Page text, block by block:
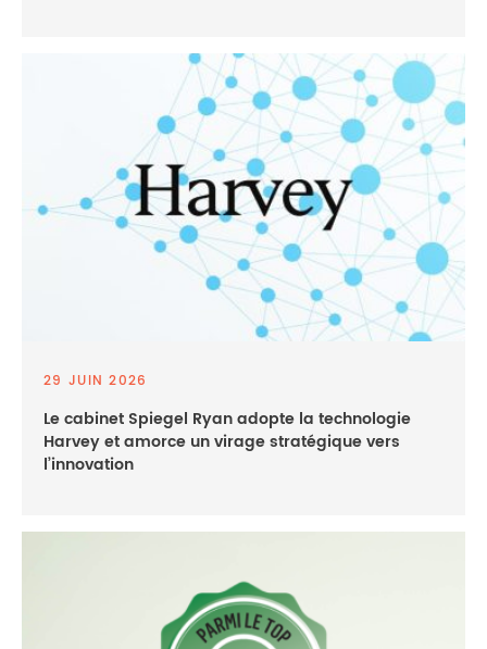
29 JUIN 2026
Le cabinet Spiegel Ryan adopte la technologie
Harvey et amorce un virage stratégique vers
l’innovation